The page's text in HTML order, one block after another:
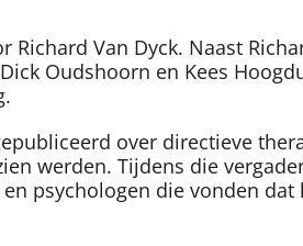
Van Dyck. Naast
Oudshoorn en Kees
over directieve
werden. Tijdens die
psychologen die vonden